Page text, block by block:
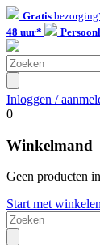
Gratis
48 uur*
Inloggen /
0
Winkelmand
Geen producten
Start met